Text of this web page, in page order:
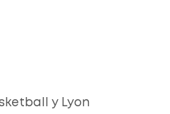
y Lyon